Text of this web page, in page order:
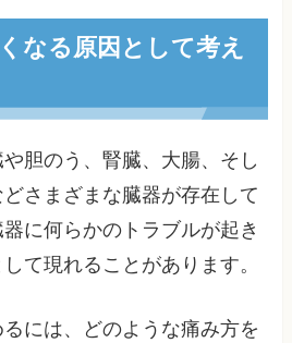
なる原因として考え
胆のう、腎臓、大腸、そし
さまざまな臓器が存在して
に何らかのトラブルが起き
て現れることがあります。
には、どのような痛み方を